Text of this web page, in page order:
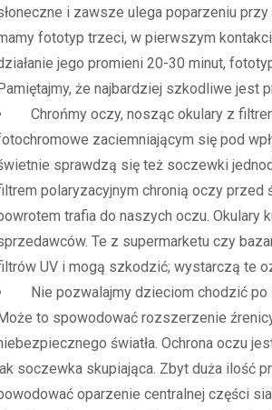
i zawsze ulega poparzeniu
fototyp trzeci, w pierwszym
jego promieni 20-30 minut,
że najbardziej szkodliwe jest
Chrońmy oczy, nosząc okulary z
zaciemniającym się pod
sprawdzą się też soczewki
polaryzacyjnym chronią oczy przed
trafia do naszych oczu. Okulary
Te z supermarketu czy
UV i mogą szkodzić; wystarczą te
Nie pozwalajmy dzieciom chodzić po
to spowodować rozszerzenie
światła. Ochrona oczu
soczewka skupiająca. Zbyt duża ilość
oparzenie centralnej części